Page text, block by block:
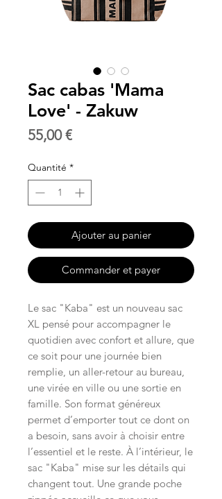
Sac cabas 'Mama
Love' - Zakuw
55,00 €Prix
Quantité *
Ajouter au panier
Commander et payer
Le sac "Kaba" est un nouveau sac
XL pensé pour accompagner le
quotidien avec confort et allure, que
ce soit pour une journée bien
remplie, un aller-retour au bureau,
une virée en ville ou une sortie en
famille. Son format généreux
permet d’emporter tout ce dont on
a besoin, sans avoir à choisir entre
l’essentiel et le reste. À l’intérieur, le
sac "Kaba" mise sur les détails qui
changent tout. Une grande poche